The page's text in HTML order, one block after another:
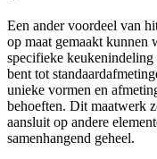
Een ander voordeel van
op maat gemaakt kunnen
specifieke
bent tot
unieke vormen en
behoeften. Dit maatwerk
aansluit op andere
samenhangend geheel.